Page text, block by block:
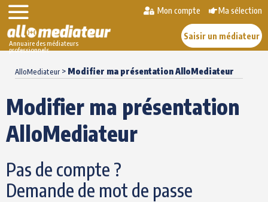
Annuaire des médiateurs
professionnels
Mon compte Ma sélection
Saisir un médiateur
AlloMediateur > Modifier ma présentation AlloMediateur
Modifier ma présentation
AlloMediateur
Pas de compte ?
Demande de mot de passe